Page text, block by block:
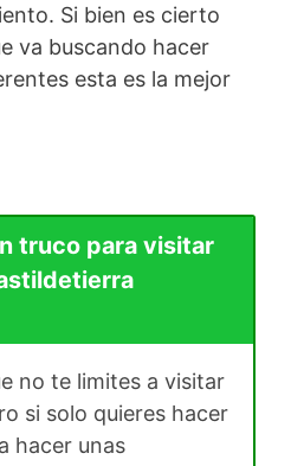
Si bien es cierto
va buscando hacer
esta es la mejor
truco para visitar
no te limites a visitar
si solo quieres hacer
hacer unas